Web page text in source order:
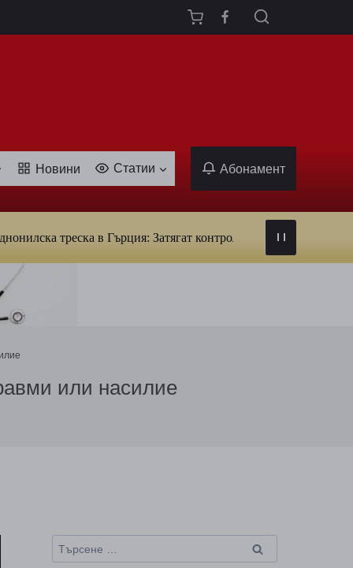
Новини Статии Абонамент
треска в Гърция: Затягат контрола над кръводаряването
или насилие
Търсене
за: